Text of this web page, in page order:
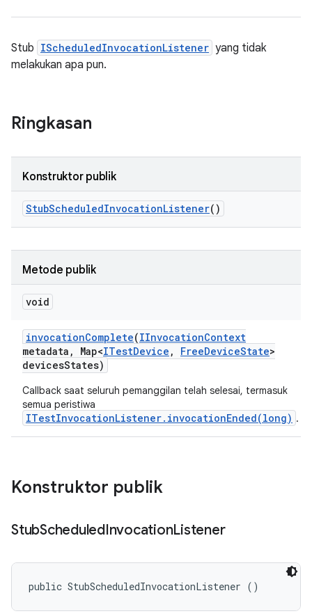
Stub IScheduledInvocationListener yang tidak
melakukan apa pun.
Ringkasan
Konstruktor publik
StubScheduledInvocationListener()
Metode publik
void
invocationComplete(IInvocationContext
metadata , Map<ITestDevice , FreeDeviceState>
devicesStates)
Callback saat seluruh pemanggilan telah selesai, termasuk
semua peristiwa
ITestInvocationListener.invocationEnded(long) .
Konstruktor publik
StubScheduledInvocationListener
public StubScheduledInvocationListener ()